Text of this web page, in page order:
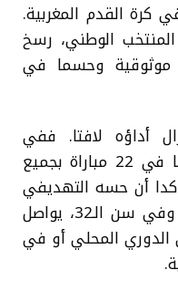
كرة القدم المغربية.
مباراة مع المنتخب الوطني، رسخ
موثوقية وحسما في
أداؤه لافتا. ففي
الموسم الحالي سجل 15 هدفا في 22 مباراة بجميع
أن حسه التهديفي
لا يزال حاضرا رغم تقدم السن. وفي سن الـ32، يواصل
المحلي أو في